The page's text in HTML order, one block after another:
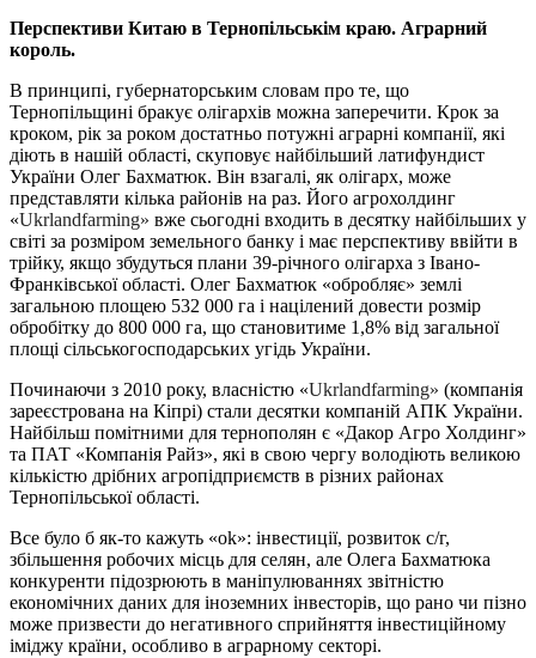
Перспективи Китаю в Тернопільськім краю. Аграрний
король.
В принципі, губернаторським словам про те, що
Тернопільщині бракує олігархів можна заперечити. Крок за
кроком, рік за роком достатньо потужні аграрні компанії, які
діють в нашій області, скуповує найбільший латифундист
України Олег Бахматюк. Він взагалі, як олігарх, може
представляти кілька районів на раз. Його агрохолдинг
«Ukrlandfarming» вже сьогодні входить в десятку найбільших у
світі за розміром земельного банку і має перспективу ввійти в
трійку, якщо збудуться плани 39-річного олігарха з Івано-
Франківської області. Олег Бахматюк «обробляє» землі
загальною площею 532 000 га і націлений довести розмір
обробітку до 800 000 га, що становитиме 1,8% від загальної
площі сільськогосподарських угідь України.
Починаючи з 2010 року, власністю «Ukrlandfarming» (компанія
зареєстрована на Кіпрі) стали десятки компаній АПК України.
Найбільш помітними для тернополян є «Дакор Агро Холдинг»
та ПАТ «Компанія Райз», які в свою чергу володіють великою
кількістю дрібних агропідприємств в різних районах
Тернопільської області.
Все було б як-то кажуть «ok»: інвестиції, розвиток с/г,
збільшення робочих місць для селян, але Олега Бахматюка
конкуренти підозрюють в маніпулюваннях звітністю
економічних даних для іноземних інвесторів, що рано чи пізно
може призвести до негативного сприйняття інвестиційному
іміджу країни, особливо в аграрному секторі.